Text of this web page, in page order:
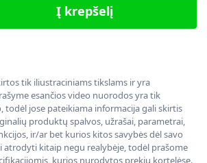
Į krepšelį
tik iliustraciniams tikslams ir yra
esančios video nuorodos yra tik
todėl jose pateikiama informacija gali skirtis
produktų spalvos, užrašai, parametrai,
ir/ar bet kurios kitos savybės dėl savo
atrodyti kitaip negu realybėje, todėl prašome
kurios nurodytos prekių kortelėse.